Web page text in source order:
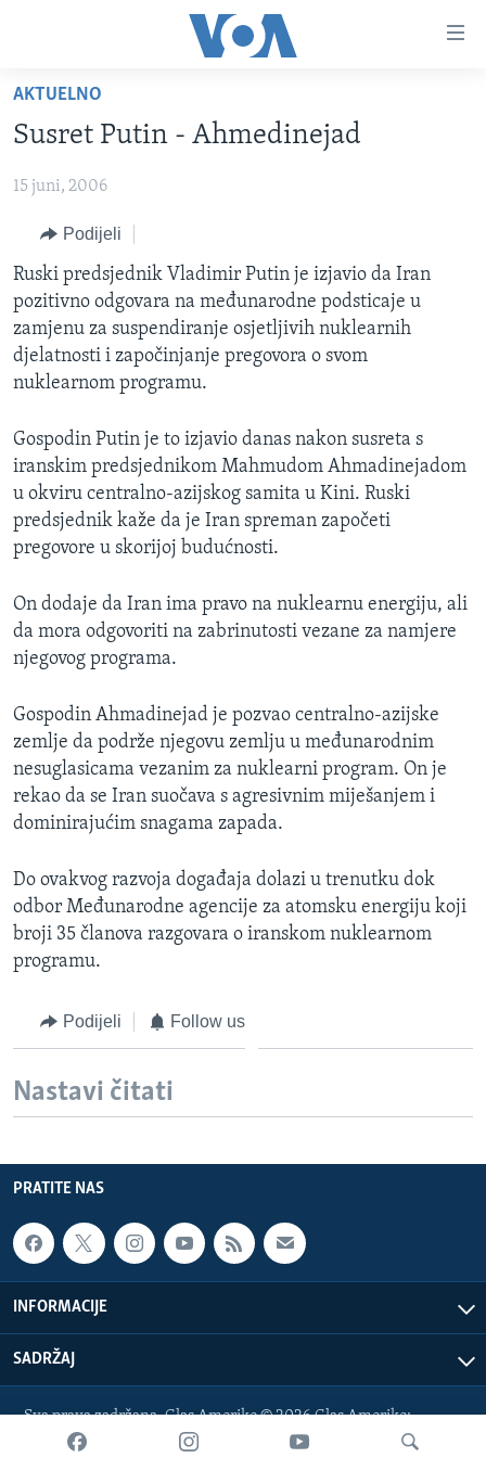
glavni
sadržaj
na
navigaciju
Idi
na
pretragu
FOTOGRAFIJE DANA
VIJESTI
SJEDINJENE AMERIČKE DRŽAVE
BOSNA I HERCEGOVINA
SVIJET
NAUKA I TEHNOLOGIJA
SPECIJALNI PROJEKTI
KORUPCIJA
SLOBODA MEDIJA
ŽENSKA STRANA
IZBJEGLIČKA STRANA
MAGAZIN
O GLASU AMERIKE
Learning English
PRATITE NAS
Jezici
AKTUELNO
Susret Putin - Ahmedinejad
15 juni, 2006
Podijeli
Ruski predsjednik Vladimir Putin je izjavio da Iran
pozitivno odgovara na međunarodne podsticaje u
zamjenu za suspendiranje osjetljivih nuklearnih
djelatnosti i započinjanje pregovora o svom
nuklearnom programu.
Gospodin Putin je to izjavio danas nakon susreta s
iranskim predsjednikom Mahmudom Ahmadinejadom
u okviru centralno-azijskog samita u Kini. Ruski
predsjednik kaže da je Iran spreman započeti
pregovore u skorijoj budućnosti.
On dodaje da Iran ima pravo na nuklearnu energiju, ali
da mora odgovoriti na zabrinutosti vezane za namjere
njegovog programa.
Gospodin Ahmadinejad je pozvao centralno-azijske
zemlje da podrže njegovu zemlju u međunarodnim
nesuglasicama vezanim za nuklearni program. On je
rekao da se Iran suočava s agresivnim miješanjem i
dominirajućim snagama zapada.
Do ovakvog razvoja događaja dolazi u trenutku dok
odbor Međunarodne agencije za atomsku energiju koji
broji 35 članova razgovara o iranskom nuklearnom
programu.
Podijeli Follow us
Nastavi čitati
PRATITE NAS
INFORMACIJE
SADRŽAJ
Sva prava zadržana. Glas Amerike © 2026 Glas Amerike:
bosnian-service@voanews.com